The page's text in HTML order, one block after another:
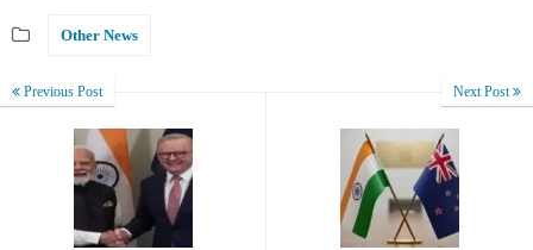
Other News
Previous Post Next Post